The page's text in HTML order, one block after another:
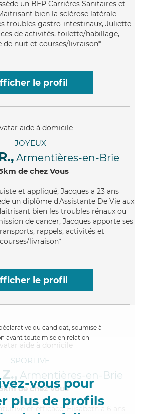
un BEP Carrières Sanitaires et
bien la sclérose latérale
troubles gastro-intestinaux, Juliette
de activités, toilette/habillage,
de nuit et courses/livraison*
le profil
JOYEUX
Armentières-en-Brie
de chez Vous
et appliqué, Jacques a 23 ans
un diplôme d'Assistante De Vie aux
bien les troubles rénaux ou
de cancer, Jacques apporte ses
rappels, activités et
courses/livraison*
le profil
du candidat, soumise à
avant toute mise en relation
vous pour
plus de profils
SPORTIVE
Armentières-en-Brie
de chez Vous
et efficace, Elisabeth a 6 ans